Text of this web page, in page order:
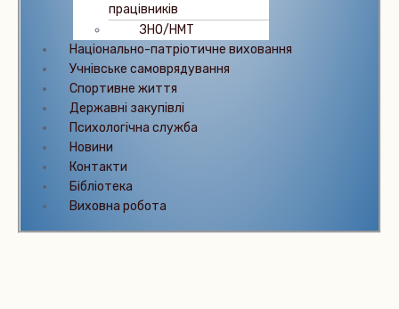
працівників
ЗНО/НМТ
Національно-патріотичне виховання
Учнівське самоврядування
Спортивне життя
Державні закупівлі
Психологічна служба
Новиниㅤㅤㅤㅤ
Контактиㅤㅤㅤㅤㅤ
Бібліотека
Виховна робота